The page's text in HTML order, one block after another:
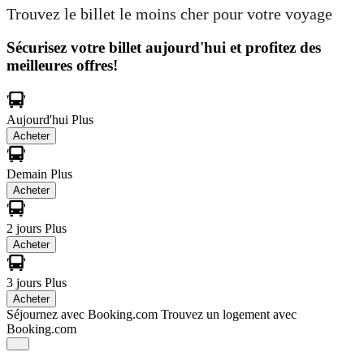
Trouvez le billet le moins cher pour votre voyage
Sécurisez votre billet aujourd'hui et profitez des
meilleures offres!
Aujourd'hui Plus
Acheter
Demain Plus
Acheter
2 jours Plus
Acheter
3 jours Plus
Acheter
Séjournez avec Booking.com Trouvez un logement avec
Booking.com